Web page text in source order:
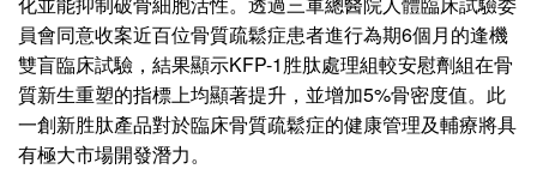
員會同意收案近百位骨質疏鬆症患者進行為期6個月的逢機
雙盲臨床試驗，結果顯示KFP-1胜肽處理組較安慰劑組在骨
質新生重塑的指標上均顯著提升，並增加5%骨密度值。此
一創新胜肽產品對於臨床骨質疏鬆症的健康管理及輔療將具
有極大市場開發潛力。